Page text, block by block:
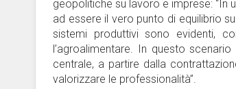
geopolitiche su lavoro e imprese:
ad essere il vero punto di equilibrio
sistemi produttivi sono evidenti,
l’agroalimentare. In questo
centrale, a partire dalla
valorizzare le professionalità”.